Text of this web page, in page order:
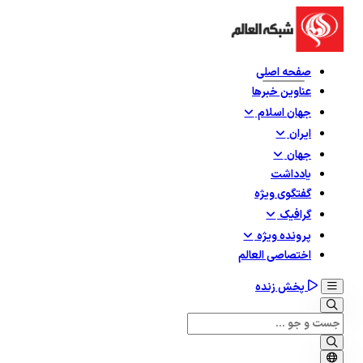
صفحه اصلی
عناوین خبرها
جهان اسلام
ایران
جهان
یادداشت
گفتگوی ویژه
گرافيک
پرونده ویژه
اختصاصی العالم
پخش زنده